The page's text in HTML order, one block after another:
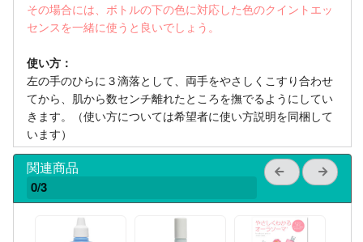
その場合には、ボトルの下の色に対応した色のクイントエッ
センスを一緒に使うと良いでしょう。
使い方：
左の手のひらに３滴落として、両手をやさしくこすり合わせ
てから、肌から数センチ離れたところを撫でるようにしてい
きます。（使い方については希望者に使い方説明を同梱して
います）
関連商品
0/3